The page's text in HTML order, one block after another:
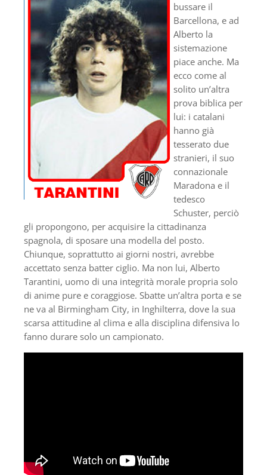
bussare il
Barcellona, e ad
Alberto la
sistemazione
piace anche. Ma
ecco come al
solito un’altra
prova biblica per
lui: i catalani
hanno già
tesserato due
stranieri, il suo
connazionale
Maradona e il
tedesco
Schuster, perciò
gli propongono, per acquisire la cittadinanza
spagnola, di sposare una modella del posto.
Chiunque, soprattutto ai giorni nostri, avrebbe
accettato senza batter ciglio. Ma non lui, Alberto
Tarantini, uomo di una integrità morale propria solo
di anime pure e coraggiose. Sbatte un’altra porta e se
ne va al Birmingham City, in Inghilterra, dove la sua
scarsa attitudine al clima e alla disciplina difensiva lo
fanno durare solo un campionato.